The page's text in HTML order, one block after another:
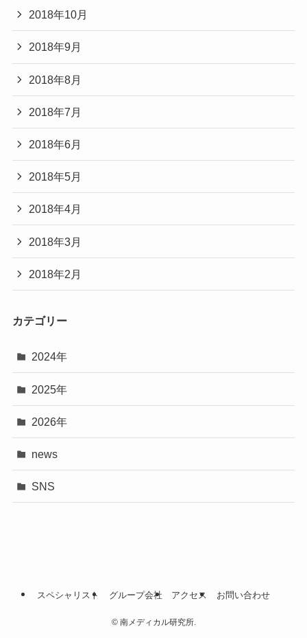
2018年10月
2018年9月
2018年8月
2018年7月
2018年6月
2018年5月
2018年4月
2018年3月
2018年2月
カテゴリー
2024年
2025年
2026年
news
SNS
スペシャリスト グループ会社 アクセス お問い合わせ
©南メディカル研究所.